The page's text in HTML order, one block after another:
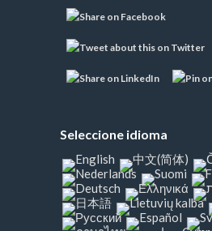
Seleccione idioma